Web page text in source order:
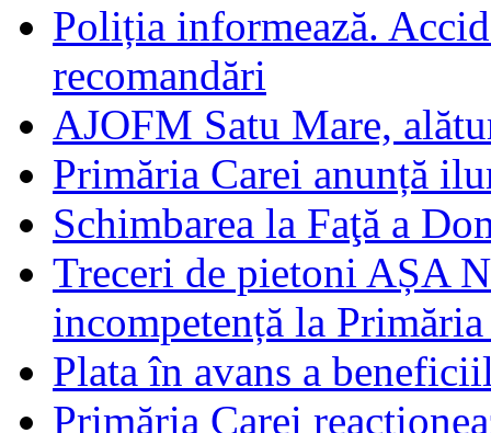
Poliția informează.
recomandări
AJOFM Satu Mare,
Primăria Carei anunță
Schimbarea la Faţă a
Treceri de pietoni AȘA
incompetență la
Plata în avans a
Primăria Carei